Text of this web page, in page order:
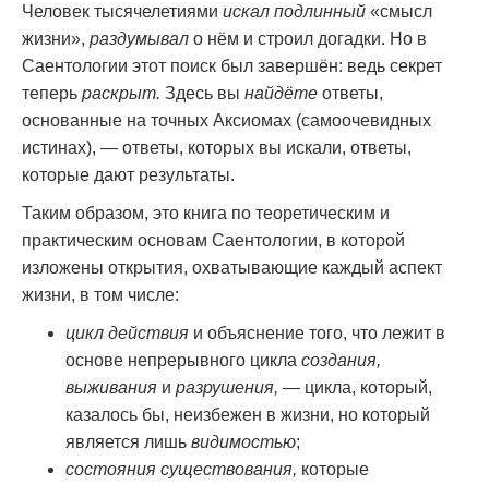
Человек тысячелетиями искал подлинный «смысл
жизни», раздумывал о нём и строил догадки. Но в
Саентологии этот поиск был завершён: ведь секрет
теперь раскрыт. Здесь вы найдёте ответы,
основанные на точных Аксиомах (самоочевидных
истинах), — ответы, которых вы искали, ответы,
которые дают результаты.
Таким образом, это книга по теоретическим и
практическим основам Саентологии, в которой
изложены открытия, охватывающие каждый аспект
жизни, в том числе:
цикл действия и объяснение того, что лежит в
основе непрерывного цикла создания,
выживания и разрушения, — цикла, который,
казалось бы, неизбежен в жизни, но который
является лишь видимостью;
состояния существования, которые